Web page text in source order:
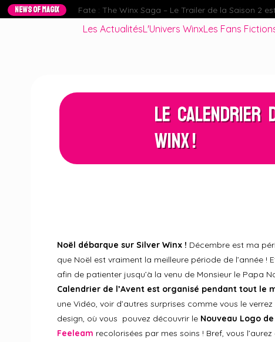
NEWS OF MAGIX Fate : The Winx Saga – Le Trailer de la Saison 2
Les ActualitésL'Univers WinxLes Fans
Le Calendrier
Winx !
Noël débarque sur Silver Winx ! Décembre est ma
que Noël est vraiment la meilleure période de l’année !
afin de patienter jusqu’à la venu de Monsieur le Papa
Calendrier de l’Avent est organisé pendant tout le
une Vidéo, voir d’autres surprises comme vous le
design, où vous pouvez découvrir le Nouveau Logo
Feeleam recolorisées par mes soins ! Bref, vous